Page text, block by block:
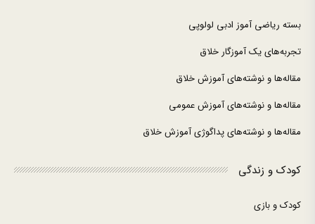
بسته ریاضی آموز ادبی لولوپی
تجربه‌های یک آموزگار خلاق
مقاله‌ها و نوشته‌های آموزش خلاق
مقاله‌ها و نوشته‌های آموزش عمومی
مقاله‌ها و نوشته‌های پداگوژی آموزش خلاق
کودک و زندگی
کودک و بازی